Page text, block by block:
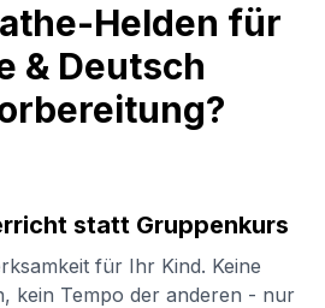
Helden für
& Deutsch
statt Gruppenkurs
für Ihr Kind. Keine
kein Tempo der anderen - nur